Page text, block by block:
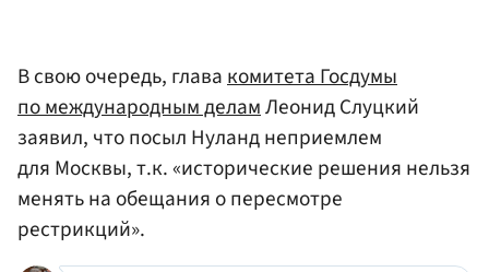
В свою очередь, главакомитета Госдумы
по международным деламЛеонид Слуцкий
заявил, что посыл Нуланд неприемлем
для Москвы, т.к. «исторические решения нельзя
менять на обещания о пересмотре
рестрикций».